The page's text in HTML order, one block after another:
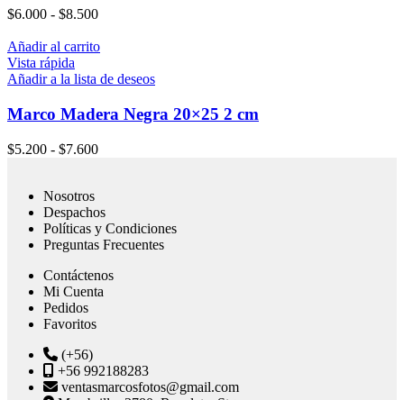
$6.000 - $8.500
Añadir al carrito
Vista rápida
Añadir a la lista de deseos
Marco Madera Negra 20×25 2 cm
$5.200 - $7.600
Nosotros
Despachos
Políticas y Condiciones
Preguntas Frecuentes
Contáctenos
Mi Cuenta
Pedidos
Favoritos
(+56)
+56 992188283
ventasmarcosfotos@gmail.com